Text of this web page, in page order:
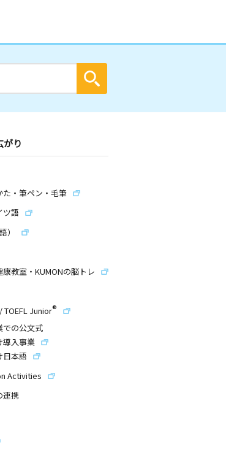
がり
・筆ペン・毛筆
ツ語
）
教室・KUMONの脳トレ
/TOEFL Junior®
での公文式
導入事業
日本語
Activities
連携